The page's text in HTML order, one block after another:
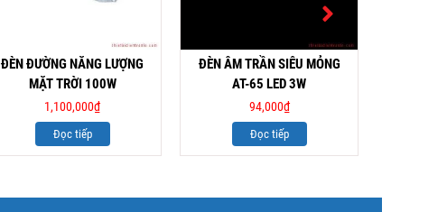
ĐÈN ĐƯỜNG NĂNG LƯỢNG
MẶT TRỜI 100W
1,100,000₫
Đọc tiếp
ĐÈN ÂM TRẦN SIÊU MỎNG
AT-65 LED 3W
94,000₫
Đọc tiếp